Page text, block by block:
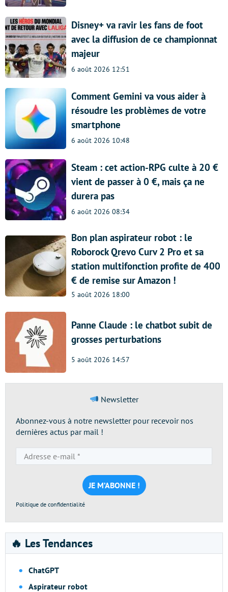
Disney+ va ravir les fans de foot
avec la diffusion de ce championnat
majeur
6 août 2026 12:51
Comment Gemini va vous aider à
résoudre les problèmes de votre
smartphone
6 août 2026 10:48
Steam : cet action-RPG culte à 20 €
vient de passer à 0 €, mais ça ne
durera pas
6 août 2026 08:34
Bon plan aspirateur robot : le
Roborock Qrevo Curv 2 Pro et sa
station multifonction profite de 400
€ de remise sur Amazon !
5 août 2026 18:00
Panne Claude : le chatbot subit de
grosses perturbations
5 août 2026 14:57
Newsletter
Abonnez-vous à notre newsletter pour recevoir nos
dernières actus par mail !
e-
mail
*
Politique de confidentialité
🔥 Les Tendances
ChatGPT
Aspirateur robot